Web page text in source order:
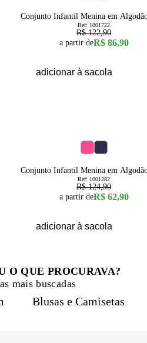
Conjunto Infantil Menina em
Ref: 1001722
R$ 122,90
a partir deR$ 86,90
adicionar à sacola
Conjunto Infantil Menina em
Ref: 1001282
R$ 124,90
a partir deR$ 62,90
adicionar à sacola
O QUE PROCURAVA?
mais buscadas
Blusas e Camisetas